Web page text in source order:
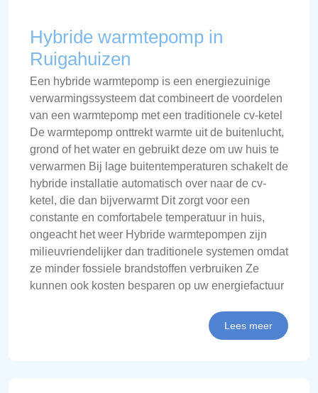
Hybride warmtepomp in
Ruigahuizen
Een hybride warmtepomp is een energiezuinige
verwarmingssysteem dat combineert de voordelen
van een warmtepomp met een traditionele cv-ketel
De warmtepomp onttrekt warmte uit de buitenlucht,
grond of het water en gebruikt deze om uw huis te
verwarmen Bij lage buitentemperaturen schakelt de
hybride installatie automatisch over naar de cv-
ketel, die dan bijverwarmt Dit zorgt voor een
constante en comfortabele temperatuur in huis,
ongeacht het weer Hybride warmtepompen zijn
milieuvriendelijker dan traditionele systemen omdat
ze minder fossiele brandstoffen verbruiken Ze
kunnen ook kosten besparen op uw energiefactuur
Lees meer